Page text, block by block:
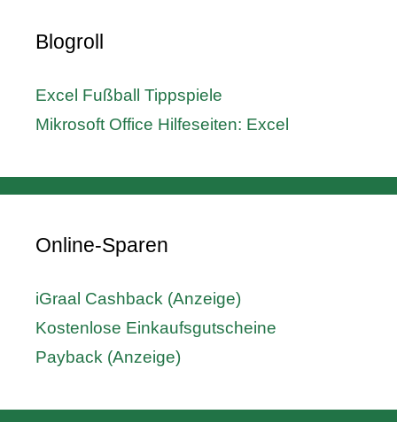
Blogroll
Excel Fußball Tippspiele
Mikrosoft Office Hilfeseiten: Excel
Online-Sparen
iGraal Cashback (Anzeige)
Kostenlose Einkaufsgutscheine
Payback (Anzeige)